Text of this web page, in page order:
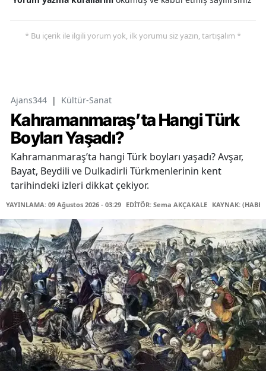
* Bu içerik ile ilgili yorum yok, ilk yorumu siz yazın, tartışalım *
Ajans344 | Kültür-Sanat
Kahramanmaraş’ta Hangi Türk
Boyları Yaşadı?
Kahramanmaraş’ta hangi Türk boyları yaşadı? Avşar,
Bayat, Beydili ve Dulkadirli Türkmenlerinin kent
tarihindeki izleri dikkat çekiyor.
YAYINLAMA: 09 Ağustos 2026 - 03:29 EDİTÖR: Sema AKÇAKALE KAYNAK: